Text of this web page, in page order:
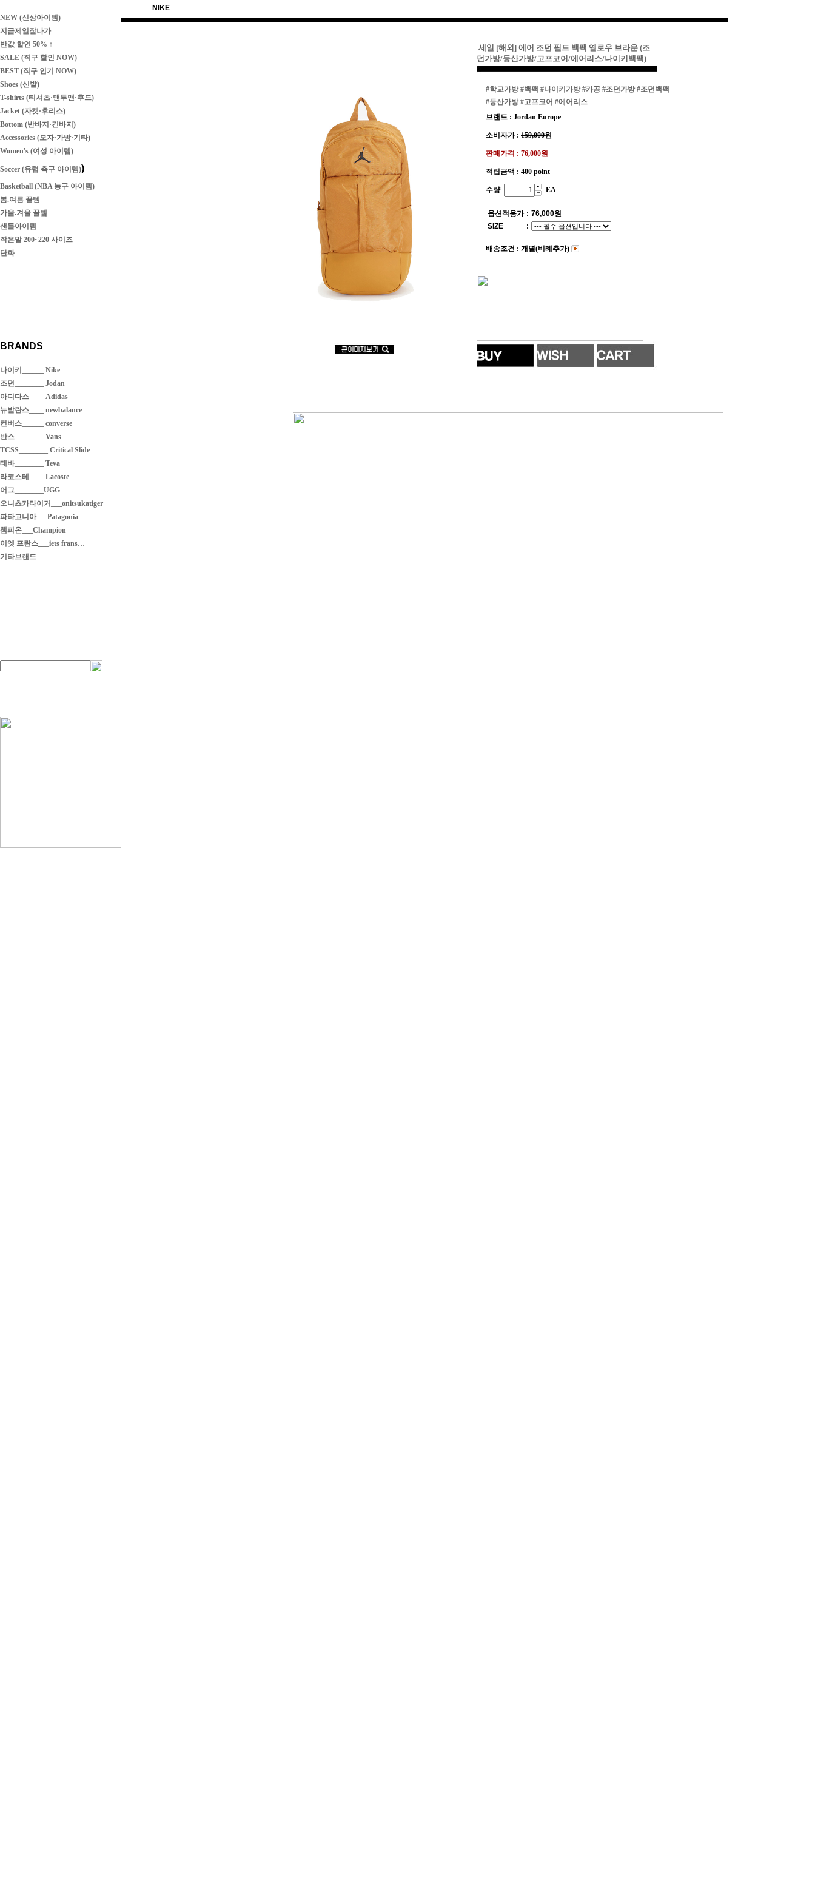
NEW (신상아이템)
지금제일잘나가
반값 할인 50% ↑
SALE (직구 할인 NOW)
BEST (직구 인기 NOW)
Shoes (신발)
T-shirts (티셔츠·맨투맨·후드)
Jacket (자켓·후리스)
Bottom (반바지·긴바지)
Accessories (모자·가방·기타)
Women's (여성 아이템)
Soccer (유럽 축구 아이템))
Basketball (NBA 농구 아이템)
봄.여름 꿀템
가을.겨울 꿀템
샌들아이템
작은발 200~220 사이즈
단화
BRANDS
나이키______ Nike
조던________ Jodan
아디다스____ Adidas
뉴발란스____ newbalance
컨버스______ converse
반스________ Vans
TCSS________ Critical Slide
테바________ Teva
라코스테____ Lacoste
어그________UGG
오니츠카타이거___onitsukatiger
파타고니아___Patagonia
챔피온___Champion
이엣 프란스___iets frans…
기타브랜드
NIKE
세일 [해외] 에어 조던 필드 백팩 옐로우 브라운 (조
던가방/등산가방/고프코어/에어리스/나이키백팩)
#학교가방 #백팩 #나이키가방 #카공 #조던가방 #조던백팩
#등산가방 #고프코어 #에어리스
브랜드 : Jordan Europe
소비자가 : 159,000원
판매가격 : 76,000원
적립금액 : 400 point
수량 EA
옵션적용가 : 76,000원
SIZE
:
배송조건 : 개별(비례추가)